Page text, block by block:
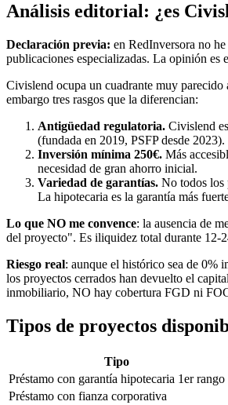
Análisis editorial: ¿es
Declaración previa: en RedInversora no
publicaciones especializadas. La opinión
Civislend ocupa un cuadrante muy
embargo tres rasgos que la diferencian:
Antigüedad regulatoria. Civislend
(fundada en 2019, PSFP desde
Inversión mínima 250€. Más
necesidad de gran ahorro inicial.
Variedad de garantías. No todos los
La hipotecaria es la garantía más
Lo que NO me convence: la ausencia de
del proyecto". Es iliquidez total durante 12-
Riesgo real: aunque el histórico sea de 0%
los proyectos cerrados han devuelto el
inmobiliario, NO hay cobertura FGD ni
Tipos de proyectos
Tipo
Préstamo con garantía hipotecaria 1er rango
Préstamo con fianza corporativa